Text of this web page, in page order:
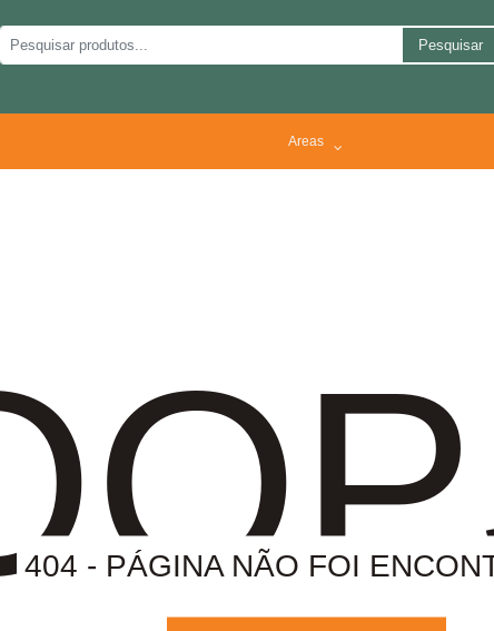
Pesquisar
Areas
404 - PÁGINA NÃO FOI